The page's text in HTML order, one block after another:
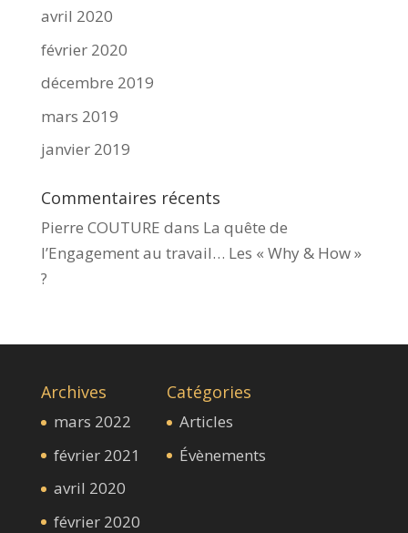
avril 2020
février 2020
décembre 2019
mars 2019
janvier 2019
Commentaires récents
Pierre COUTURE dans La quête de
l’Engagement au travail… Les « Why & How »​
?
Archives
mars 2022
février 2021
avril 2020
février 2020
Catégories
Articles
Évènements